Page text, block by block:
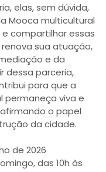
elas, sem dúvida,
Mooca multicultural
e compartilhar essas
sua atuação,
e da
dessa parceria,
para que a
permaneça viva e
o papel
da cidade.
de 2026
das 10h às